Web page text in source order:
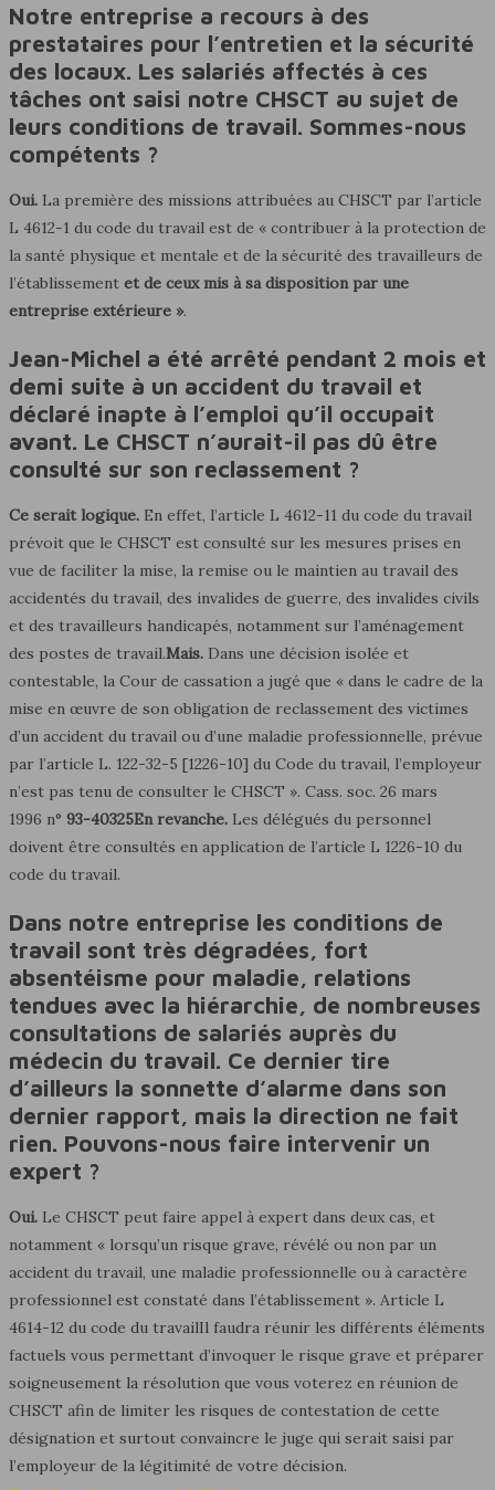
Notre entreprise a recours à des
prestataires pour l’entretien et la sécurité
des locaux. Les salariés affectés à ces
tâches ont saisi notre CHSCT au sujet de
leurs conditions de travail. Sommes-nous
compétents ?
Oui. La première des missions attribuées au CHSCT par l’article
L 4612-1 du code du travail est de « contribuer à la protection de
la santé physique et mentale et de la sécurité des travailleurs de
l’établissement et de ceux mis à sa disposition par une
entreprise extérieure ».
Jean-Michel a été arrêté pendant 2 mois et
demi suite à un accident du travail et
déclaré inapte à l’emploi qu’il occupait
avant. Le CHSCT n’aurait-il pas dû être
consulté sur son reclassement ?
Ce serait logique. En effet, l’article L 4612-11 du code du travail
prévoit que le CHSCT est consulté sur les mesures prises en
vue de faciliter la mise, la remise ou le maintien au travail des
accidentés du travail, des invalides de guerre, des invalides civils
et des travailleurs handicapés, notamment sur l’aménagement
des postes de travail.Mais. Dans une décision isolée et
contestable, la Cour de cassation a jugé que « dans le cadre de la
mise en œuvre de son obligation de reclassement des victimes
d’un accident du travail ou d’une maladie professionnelle, prévue
par l’article L. 122-32-5 [1226-10] du Code du travail, l’employeur
n’est pas tenu de consulter le CHSCT ». Cass. soc. 26 mars
1996 n° 93-40325En revanche. Les délégués du personnel
doivent être consultés en application de l’article L 1226-10 du
code du travail.
Dans notre entreprise les conditions de
travail sont très dégradées, fort
absentéisme pour maladie, relations
tendues avec la hiérarchie, de nombreuses
consultations de salariés auprès du
médecin du travail. Ce dernier tire
d’ailleurs la sonnette d’alarme dans son
dernier rapport, mais la direction ne fait
rien. Pouvons-nous faire intervenir un
expert ?
Oui. Le CHSCT peut faire appel à expert dans deux cas, et
notamment « lorsqu’un risque grave, révélé ou non par un
accident du travail, une maladie professionnelle ou à caractère
professionnel est constaté dans l’établissement ». Article L
4614-12 du code du travailIl faudra réunir les différents éléments
factuels vous permettant d’invoquer le risque grave et préparer
soigneusement la résolution que vous voterez en réunion de
CHSCT afin de limiter les risques de contestation de cette
désignation et surtout convaincre le juge qui serait saisi par
l’employeur de la légitimité de votre décision.